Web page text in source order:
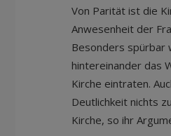
Von Parität ist die
Anwesenheit der
Besonders spürbar
hintereinander das
Kirche eintraten.
Deutlichkeit nichts
Kirche, so ihr